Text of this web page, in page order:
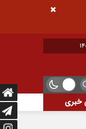
خبری
بر سکوی سوم جام بلاروس؛